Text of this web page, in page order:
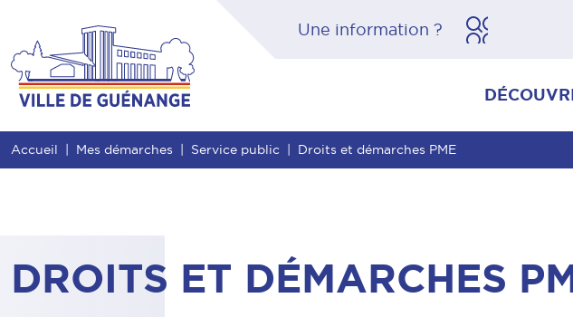
Entête de page Menu principal Recherche Pied de
Accueil Mes démarches Service public Droits et démarches PME
DROITS ET DÉMARCHES